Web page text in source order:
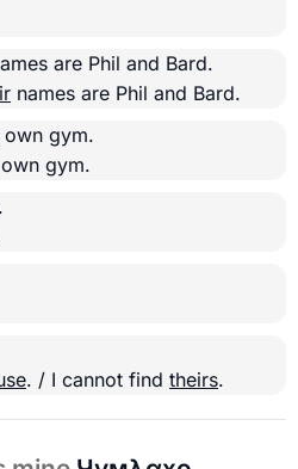
are Phil and Bard.
names are Phil and Bard.
own gym.
own gym.
.
. / I cannot find theirs.